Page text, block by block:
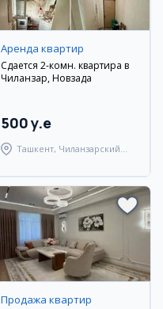
Аренда квартир
Сдается 2-комн. квартира в
Чиланзар, Новзада
500 y.e
Ташкент, Чиланзарский
Продажа квартир